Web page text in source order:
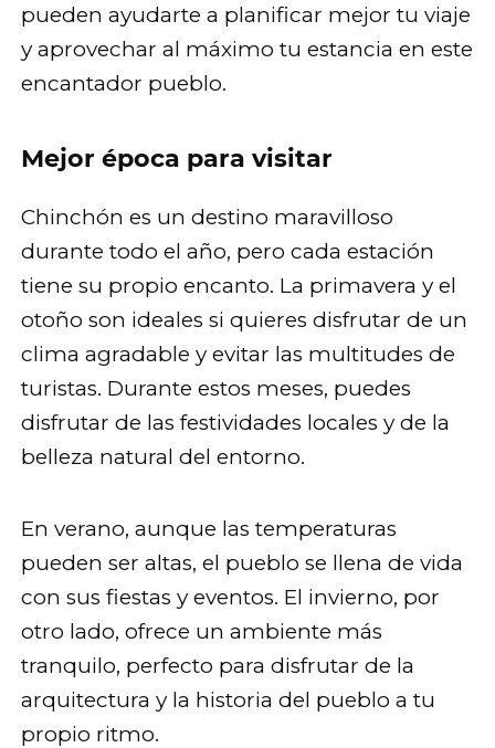
pueden ayudarte a planificar mejor tu viaje
y aprovechar al máximo tu estancia en este
encantador pueblo.
Mejor época para visitar
Chinchón es un destino maravilloso
durante todo el año, pero cada estación
tiene su propio encanto. La primavera y el
otoño son ideales si quieres disfrutar de un
clima agradable y evitar las multitudes de
turistas. Durante estos meses, puedes
disfrutar de las festividades locales y de la
belleza natural del entorno.
En verano, aunque las temperaturas
pueden ser altas, el pueblo se llena de vida
con sus fiestas y eventos. El invierno, por
otro lado, ofrece un ambiente más
tranquilo, perfecto para disfrutar de la
arquitectura y la historia del pueblo a tu
propio ritmo.